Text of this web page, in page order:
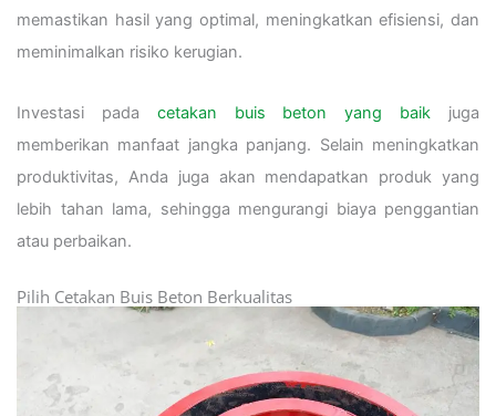
memastikan hasil yang optimal, meningkatkan efisiensi, dan
meminimalkan risiko kerugian.
Investasi pada cetakan buis beton yang baik juga
memberikan manfaat jangka panjang. Selain meningkatkan
produktivitas, Anda juga akan mendapatkan produk yang
lebih tahan lama, sehingga mengurangi biaya penggantian
atau perbaikan.
Pilih Cetakan Buis Beton Berkualitas